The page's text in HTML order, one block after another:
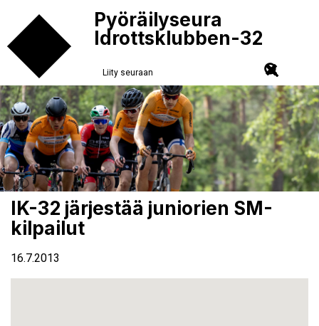
Pyöräilyseura
Idrottsklubben-32
Liity seuraan
IK-32 järjestää juniorien SM-
kilpailut
16.7.2013